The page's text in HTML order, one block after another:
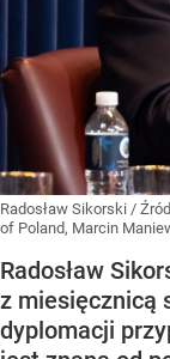
Radosław Sikorski /
of Poland, Marcin
Radosław
z miesięcznicą
dyplomacji